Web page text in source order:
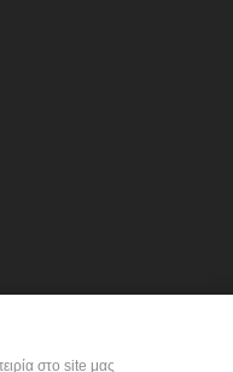
στο site μας